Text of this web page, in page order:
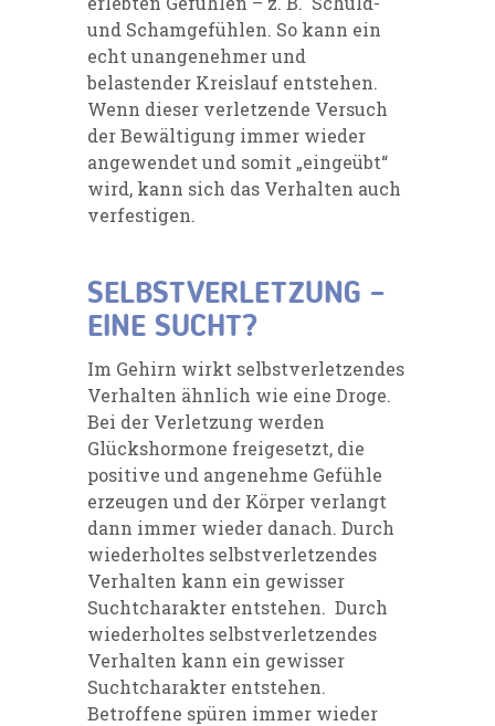
und Schamgefühlen. So kann ein
echt unangenehmer und
belastender Kreislauf entstehen.
Wenn dieser verletzende Versuch
der Bewältigung immer wieder
angewendet und somit „eingeübt“
wird, kann sich das Verhalten auch
verfestigen.
SELBSTVERLETZUNG –
EINE SUCHT?
Im Gehirn wirkt selbstverletzendes
Verhalten ähnlich wie eine Droge.
Bei der Verletzung werden
Glückshormone freigesetzt, die
positive und angenehme Gefühle
erzeugen und der Körper verlangt
dann immer wieder danach. Durch
wiederholtes selbstverletzendes
Verhalten kann ein gewisser
Suchtcharakter entstehen. Durch
wiederholtes selbstverletzendes
Verhalten kann ein gewisser
Suchtcharakter entstehen.
Betroffene spüren immer wieder